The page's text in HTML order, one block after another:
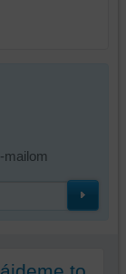
mailom